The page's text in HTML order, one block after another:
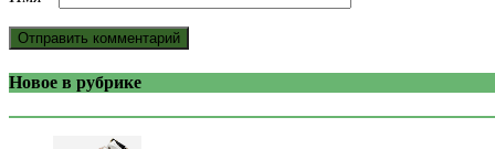
Новое в рубрике